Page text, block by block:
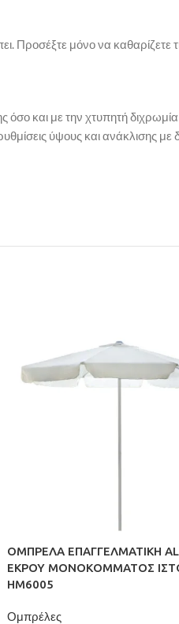
Προσέξτε μόνο να καθαρίζετε
και με την χτυπητή
ύψους και ανάκλισης
ΟΜΠΡΕΛΑ ΕΠΑΓΓΕΛΜΑΤΙΚΗ
ΕΚΡΟΥ ΜΟΝΟΚΟΜΜΑΤΟΣ
HM6005
Ομπρέλες